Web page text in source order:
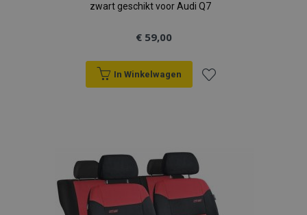
zwart geschikt voor Audi Q7
€ 59,00
In Winkelwagen
verlanglijst